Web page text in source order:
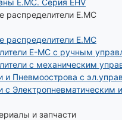
E.MC. Серия EHV
распределители E.MC
распределители E.MC
E-MC с ручным
с механическим
и Пневмоострова с
с Электропневматическим
и запчасти